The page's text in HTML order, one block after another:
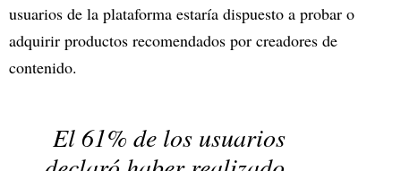
usuarios de la plataforma estaría dispuesto a probar o
adquirir productos recomendados por creadores de
contenido.
El 61% de los usuarios